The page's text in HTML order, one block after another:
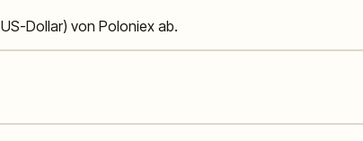
Dollar) von Poloniex ab.